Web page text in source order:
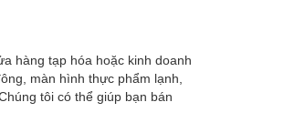
hàng tạp hóa hoặc kinh doanh
màn hình thực phẩm lạnh,
tôi có thể giúp bạn bán